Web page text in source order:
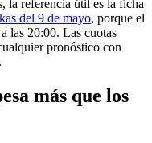
la referencia útil es la ficha
del 9 de mayo, porque el
las 20:00. Las cuotas
pronóstico con
más que los